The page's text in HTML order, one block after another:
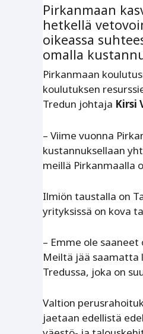
Pirkanmaan
hetkellä
oikeassa
omalla
Pirkanmaan
koulutuksen
Tredun johtaja Kirsi
– Viime vuonna
kustannuksellaan
meillä Pirkanmaalla
Ilmiön taustalla on
yrityksissä on kova
– Emme ole
Meiltä jää saamatta
Tredussa, joka on
Valtion
jaetaan edellistä